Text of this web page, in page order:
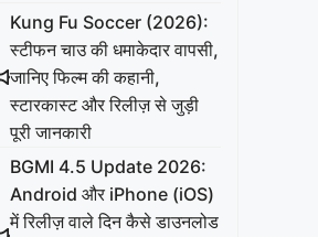
Kung Fu Soccer (2026):
स्टीफन चाउ की धमाकेदार वापसी,
जानिए फिल्म की कहानी,
स्टारकास्ट और रिलीज़ से जुड़ी
पूरी जानकारी
BGMI 4.5 Update 2026:
Android और iPhone (iOS)
में रिलीज़ वाले दिन कैसे डाउनलोड